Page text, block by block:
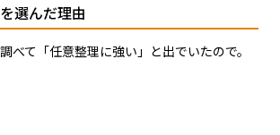
選んだ理由
べて「任意整理に強い」と出でいたので。